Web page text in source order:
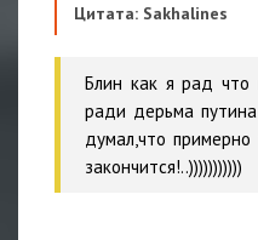
Цитата: Sakhalines
Блин как я рад что
ради дерьма
думал,что
закончится!..)))))))))))